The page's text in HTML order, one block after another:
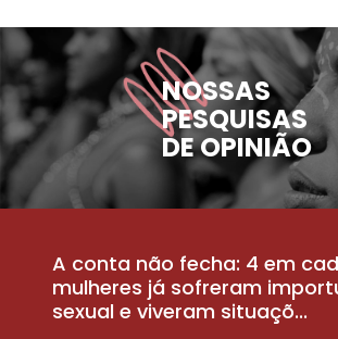
NOSSAS
PESQUISAS
DE OPINIÃO
A conta não fecha: 4 em
mulheres já sofreram
sexual e viveram situaçõ...